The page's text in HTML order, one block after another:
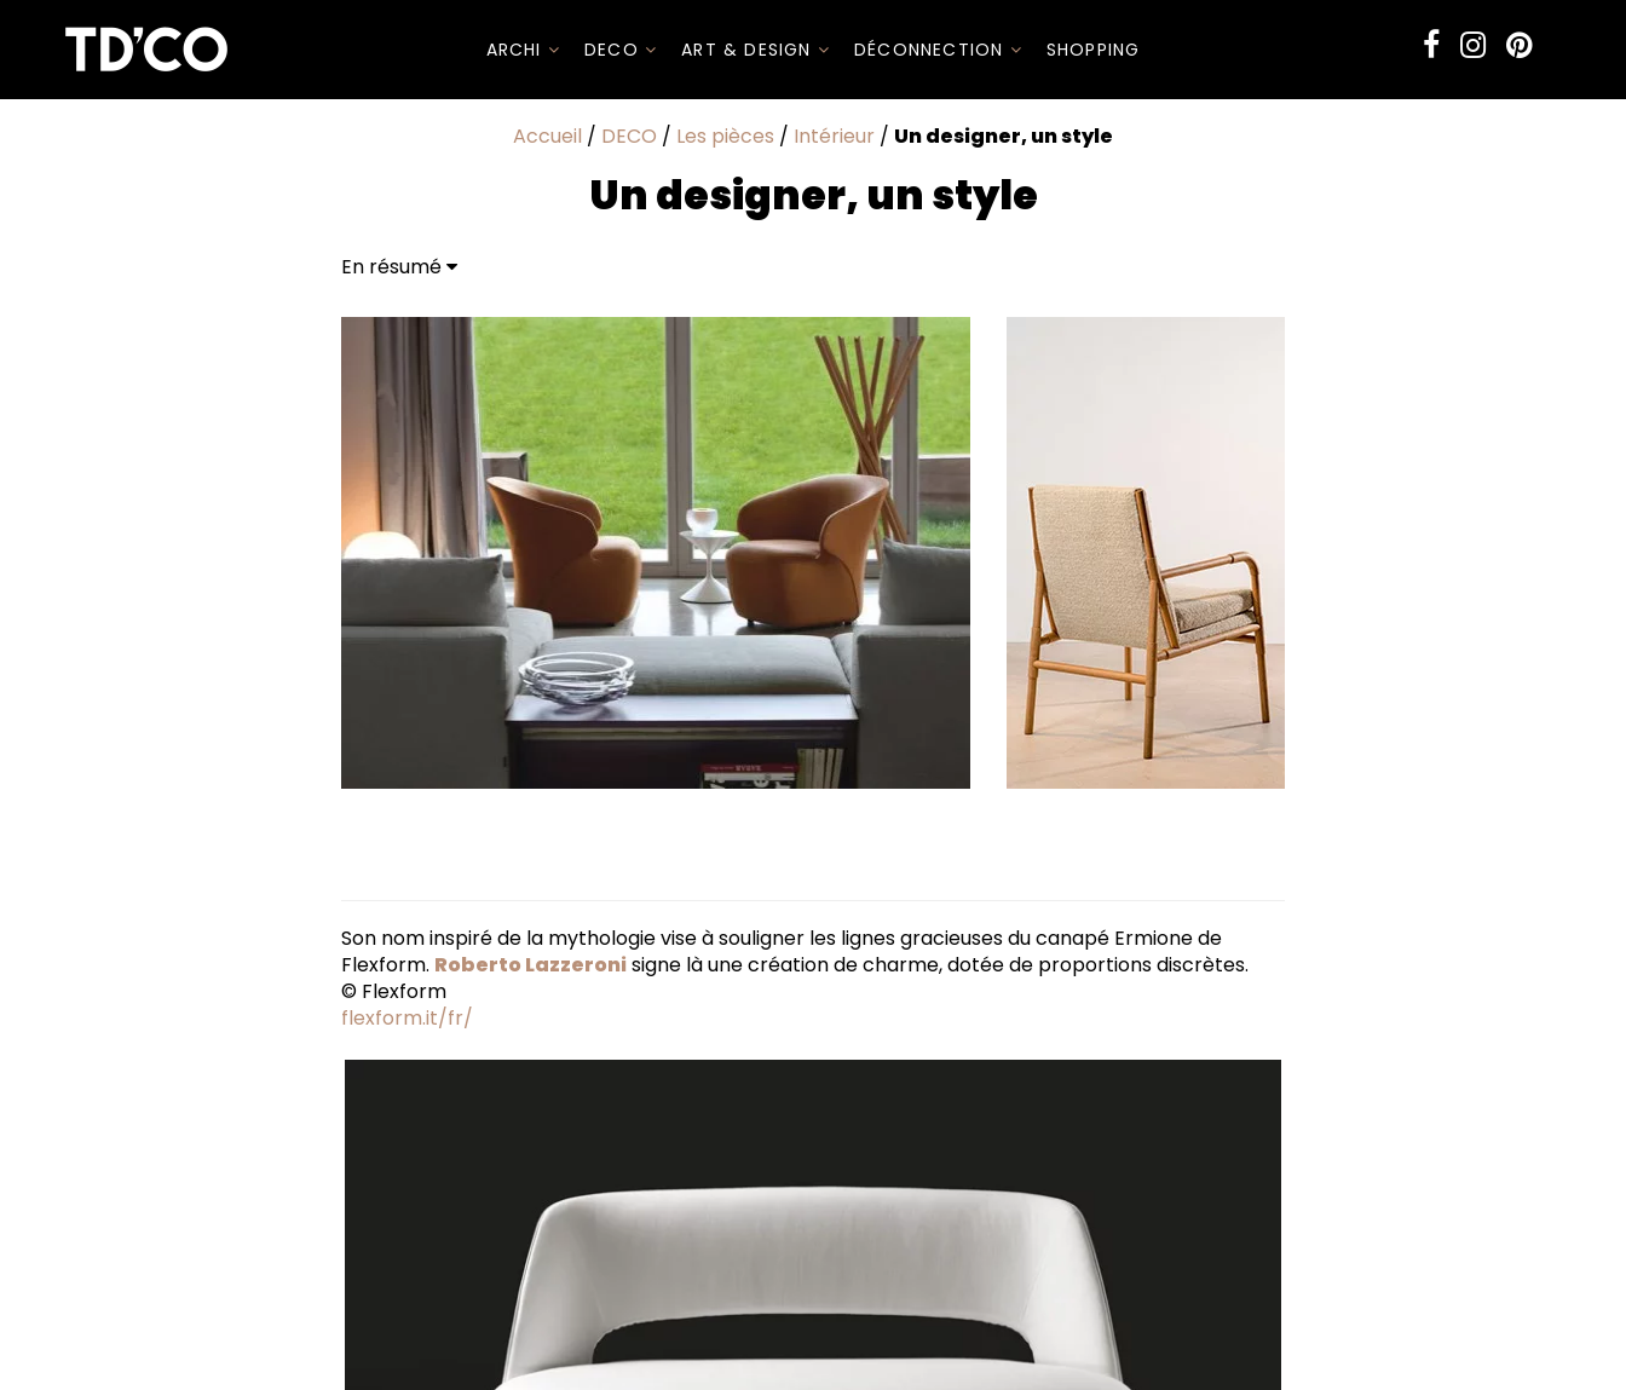
ARCHI DECO ART & DESIGN DÉCONNECTION SHOPPING
Accueil / DECO / Les pièces / Intérieur / Un designer, un style
Un designer, un style
En résumé
Son nom inspiré de la mythologie vise à souligner les lignes gracieuses du canapé Ermione de
Flexform. Roberto Lazzeronisigne là une création de charme, dotée de proportions discrètes.
© Flexform
flexform.it/fr/